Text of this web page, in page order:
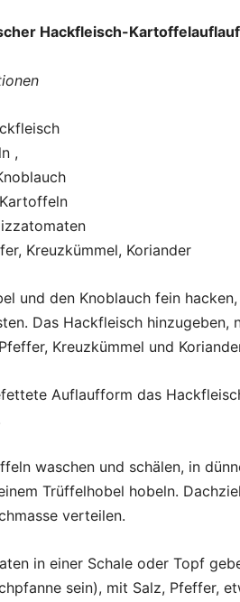
Hackfleisch-
,
Kreuzkümmel, Koriander
und den Knoblauch fein
Das Hackfleisch hinzugeben,
Kreuzkümmel und
Auflaufform das
waschen und schälen, in
Trüffelhobel hobeln.
verteilen.
in einer Schale oder Topf
sein), mit Salz, Pfeffer,